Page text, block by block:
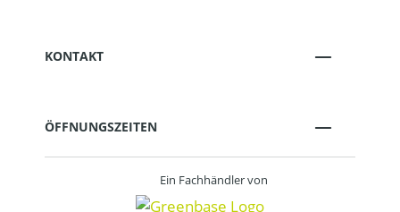
KONTAKT
ÖFFNUNGSZEITEN
Ein Fachhändler von